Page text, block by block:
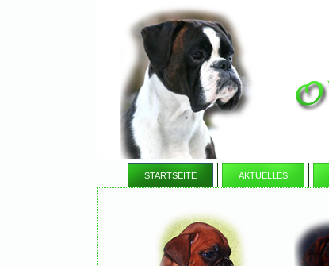
STARTSEITE AKTUELLES